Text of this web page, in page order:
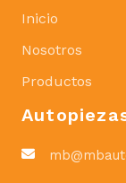
Inicio
Nosotros
Productos